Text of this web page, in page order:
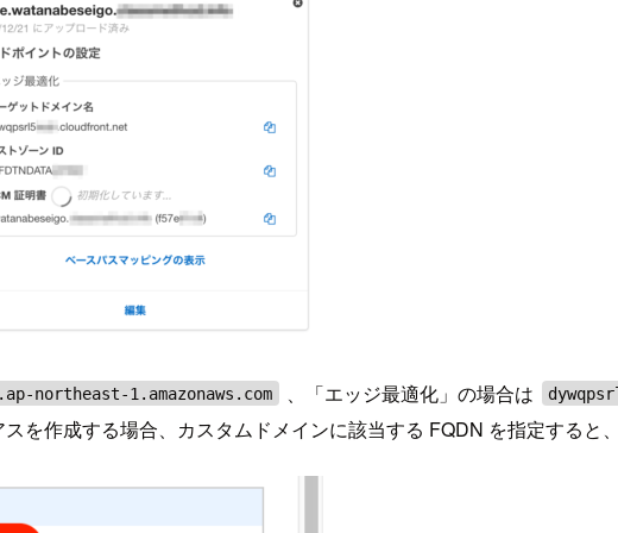
northeast-1.amazonaws.com 、「エッジ最適化」の場合は
を作成する場合、カスタムドメインに該当する FQDN を指定すると